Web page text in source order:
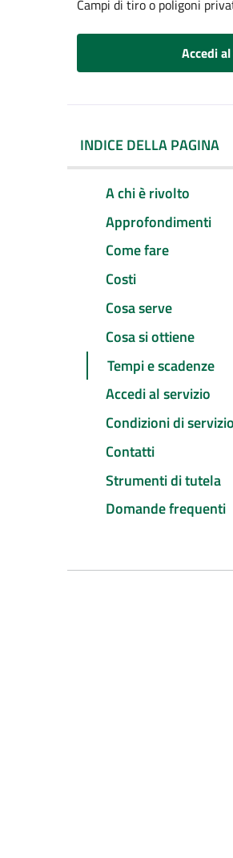
Campi di tiro o poligoni
Accedi
INDICE DELLA PAGINA
A chi è rivolto
Approfondimenti
Come fare
Costi
Cosa serve
Cosa si ottiene
Tempi e scadenze
Accedi al servizio
Condizioni di servizio
Contatti
Strumenti di tutela
Domande frequenti